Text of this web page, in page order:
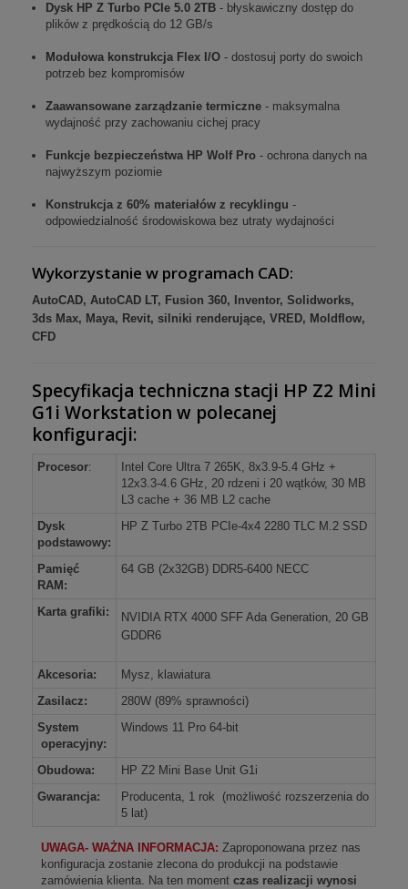
Dysk HP Z Turbo PCIe 5.0 2TB - błyskawiczny dostęp do
plików z prędkością do 12 GB/s
Modułowa konstrukcja Flex I/O - dostosuj porty do swoich
potrzeb bez kompromisów
Zaawansowane zarządzanie termiczne - maksymalna
wydajność przy zachowaniu cichej pracy
Funkcje bezpieczeństwa HP Wolf Pro - ochrona danych na
najwyższym poziomie
Konstrukcja z 60% materiałów z recyklingu -
odpowiedzialność środowiskowa bez utraty wydajności
Wykorzystanie w programach CAD:
AutoCAD, AutoCAD LT, Fusion 360, Inventor, Solidworks,
3ds Max, Maya, Revit, silniki renderujące, VRED, Moldflow,
CFD
Specyfikacja techniczna stacji HP Z2 Mini
G1i Workstation w polecanej
konfiguracji:
Procesor:
Intel Core Ultra 7 265K, 8x3.9-5.4 GHz +
12x3.3-4.6 GHz, 20 rdzeni i 20 wątków, 30 MB
L3 cache + 36 MB L2 cache
Dysk
podstawowy:
HP Z Turbo 2TB PCIe-4x4 2280 TLC M.2 SSD
Pamięć
RAM:
64 GB (2x32GB) DDR5-6400 NECC
Karta grafiki:
NVIDIA RTX 4000 SFF Ada Generation, 20 GB
GDDR6
Akcesoria:
Mysz, klawiatura
Zasilacz:
280W (89% sprawności)
System
operacyjny:
Windows 11 Pro 64-bit
Obudowa:
HP Z2 Mini Base Unit G1i
Gwarancja:
Producenta, 1 rok (możliwość rozszerzenia do
5 lat)
UWAGA- WAŻNA INFORMACJA: Zaproponowana przez nas
konfiguracja zostanie zlecona do produkcji na podstawie
zamówienia klienta. Na ten moment czas realizacji wynosi